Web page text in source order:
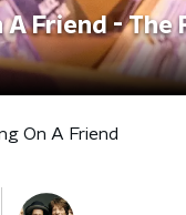
A Friend - The
On A Friend